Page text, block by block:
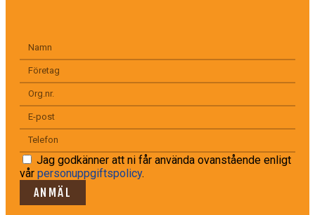
Jag godkänner att ni får använda ovanstående enligt
vår personuppgiftspolicy.
ANMÄL